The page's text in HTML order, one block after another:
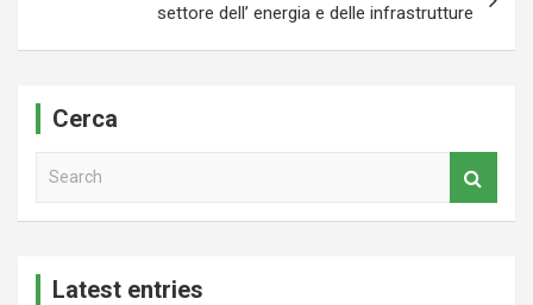
settore dell’ energia e delle infrastrutture
Cerca
Latest entries